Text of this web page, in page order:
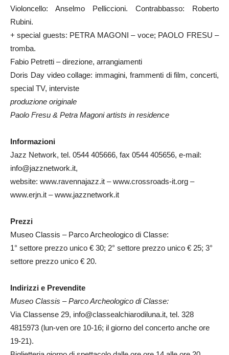
Violoncello: Anselmo Pelliccioni. Contrabbasso: Roberto
Rubini.
+ special guests: PETRA MAGONI – voce; PAOLO FRESU –
tromba.
Fabio Petretti – direzione, arrangiamenti
Doris Day video collage: immagini, frammenti di film, concerti,
special TV, interviste
produzione originale
Paolo Fresu & Petra Magoni artists in residence
Informazioni
Jazz Network, tel. 0544 405666, fax 0544 405656, e-mail:
info@jazznetwork.it,
website: www.ravennajazz.it – www.crossroads-it.org –
www.erjn.it – www.jazznetwork.it
Prezzi
Museo Classis – Parco Archeologico di Classe:
1° settore prezzo unico € 30; 2° settore prezzo unico € 25; 3°
settore prezzo unico € 20.
Indirizzi e Prevendite
Museo Classis – Parco Archeologico di Classe:
Via Classense 29, info@classealchiarodiluna.it, tel. 328
4815973 (lun-ven ore 10-16; il giorno del concerto anche ore
19-21).